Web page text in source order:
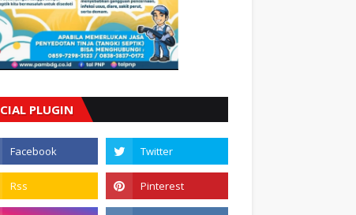
PLUGIN